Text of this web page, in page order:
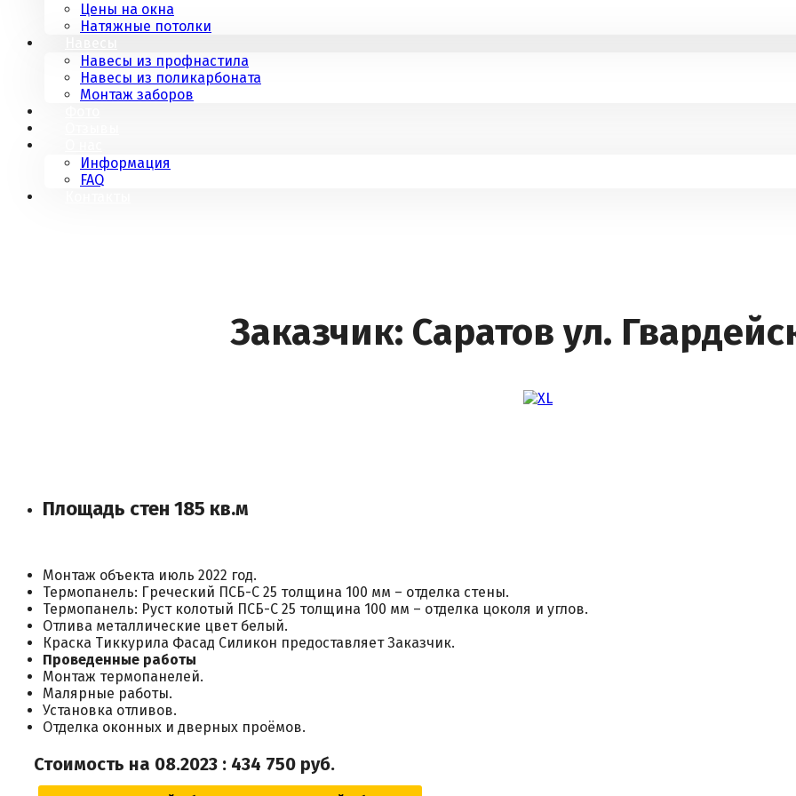
Цены на окна
Натяжные потолки
Навесы из профнастила
Навесы из поликарбоната
Монтаж заборов
Информация
FAQ
Заказчик: Саратов ул.
Площадь стен 185 кв.м
Монтаж объекта июль 2022 год.
Термопанель: Греческий ПСБ-С 25 толщина 100 мм – отделка стены.
Термопанель: Руст колотый ПСБ-С 25 толщина 100 мм – отделка цоколя и углов.
Отлива металлические цвет белый.
Краска Тиккурила Фасад Силикон предоставляет Заказчик.
Проведенные работы
Монтаж термопанелей.
Малярные работы.
Установка отливов.
Отделка оконных и дверных проёмов.
Стоимость на 08.2023 : 434 750 руб.